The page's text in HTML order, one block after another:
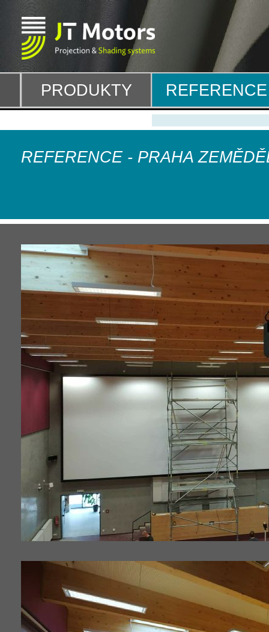
REFERENCE - PRAHA
PRODUKTY REFERENCE